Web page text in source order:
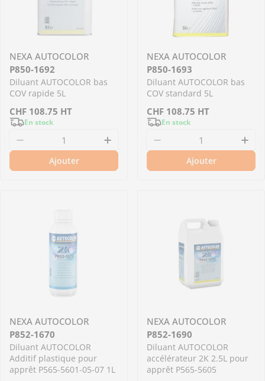
NEXA AUTOCOLOR
P850-1692
Diluant AUTOCOLOR bas
COV rapide 5L
Prix
régulier
CHF 108.75 HT
En stock
Diminuer la quantité pour P850-1692 - Diluant
Augmenter la quantité pour
Ajouter
NEXA AUTOCOLOR
P850-1693
Diluant AUTOCOLOR bas
COV standard 5L
Prix
régulier
CHF 108.75 HT
En stock
Diminuer la quantité
Ajouter
NEXA AUTOCOLOR
P852-1670
Diluant AUTOCOLOR
Additif plastique pour
apprêt P565-5601-05-07 1L
NEXA AUTOCOLOR
P852-1690
Diluant AUTOCOLOR
accélérateur 2K 2.5L pour
apprêt P565-5605